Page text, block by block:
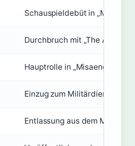
Schauspieldebüt in „Mond,
Durchbruch mit „The
Hauptrolle in „Misaeng:
Einzug zum Militärdienst
Entlassung aus dem